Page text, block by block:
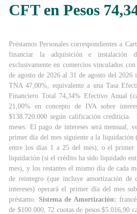
CFT en Pesos
Préstamos Personales correspondientes a
financiar la adquisición e instalación
exclusivamente en comercios vinculados con
de agosto de 2026 al 31 de agosto del 2026
TNA 47,00%, equivalente a una Tasa
Financiero Total 74,34% Efectivo Anual
21,00% en concepto de IVA sobre
$138.720.000 según calificación crediticia.
meses. El pago de intereses será mensual,
primer día del mes siguiente a la
entre los días 1 a 25 del mes), o el primer
liquidación (si el crédito ha sido liquidado
mes), y los restantes el mismo día de cada
de reintegro (que incluye amortización de
intereses) operará el primer día del mes
préstamo. Sistema de Amortización:
de $100.000, 72 cuotas de pesos $5.016,90